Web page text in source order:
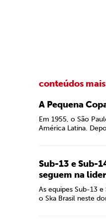
conteúdos
A Pequena
Em 1955, o São
América Latina.
Sub-13 e Sub-
seguem na
As equipes Sub-13
o Ska Brasil neste